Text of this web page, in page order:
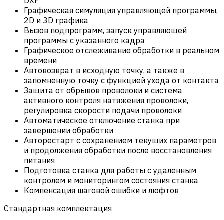
Графическая симуляция управляющей программы,
2D и 3D графика
Вызов подпрограмм, запуск управляющей
программы с указанного кадра
Графическое отслеживание обработки в реальном
времени
Автовозврат в исходную точку, а также в
запомненную точку с функцией ухода от контакта
Защита от обрывов проволоки и система
активного контроля натяжения проволоки,
регулировка скорости подачи проволоки
Автоматическое отключение станка при
завершении обработки
Авторестарт с сохранением текущих параметров
и продолжения обработки после восстановления
питания
Подготовка станка для работы с удаленным
контролем и мониторингом состояния станка
Компенсация шаговой ошибки и люфтов
Стандартная комплектация